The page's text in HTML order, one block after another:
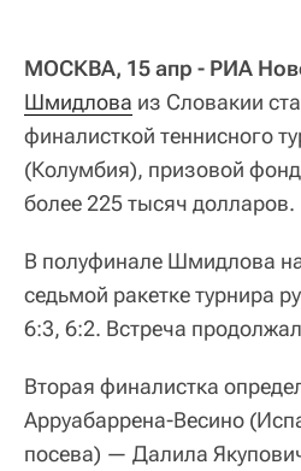
МОСКВА, 15 апр - РИА
Шмидлова из Словакии
финалисткой теннисного
(Колумбия), призовой фонд
более 225 тысяч долларов.
В полуфинале Шмидлова
седьмой ракетке турнира
6:3, 6:2. Встреча
Вторая финалистка
Арруабаррена-Весино
посева) — Далила